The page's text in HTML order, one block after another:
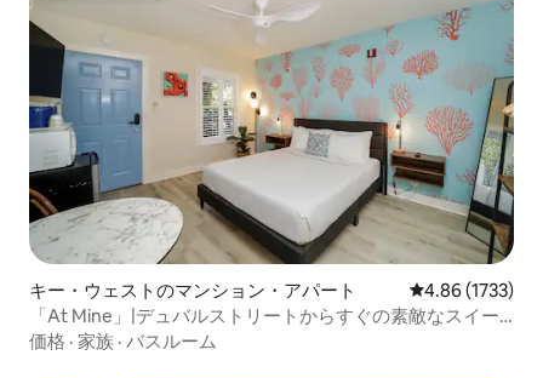
キー・ウェストのマンション・アパート レビュー1733
4.86 (1733)
「At Mine」|デュバルストリートからすぐの素敵なスイー
ト
価格 · 家族 · バスルーム